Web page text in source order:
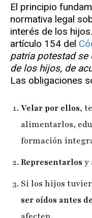
El principio
normativa legal
interés de los
artículo 154 del
patria potestad se
de los hijos, de
Las obligaciones
Velar por ellos,
alimentarlos,
formación
Representarlos y
Si los hijos
ser oídos antes